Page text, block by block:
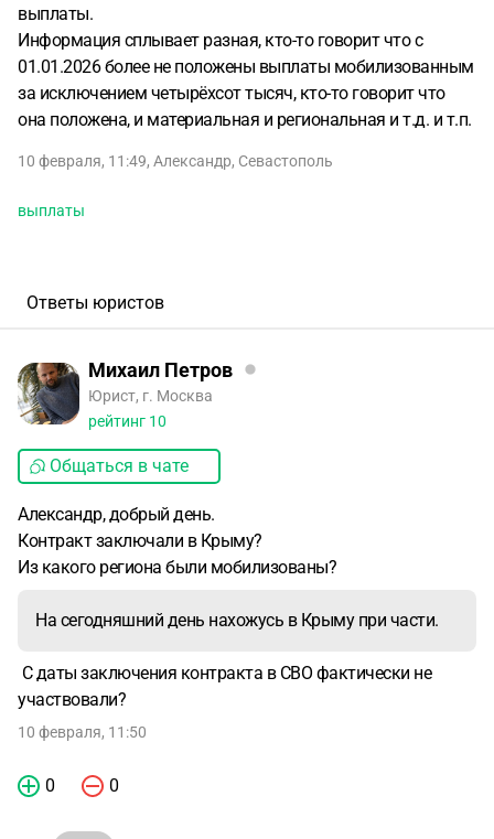
выплаты.
Информация сплывает разная, кто-то говорит что с
01.01.2026 более не положены выплаты мобилизованным
за исключением четырёхсот тысяч, кто-то говорит что
она положена, и материальная и региональная и т.д. и т.п.
10 февраля, 11:49, Александр, Севастополь
выплаты
Ответы юристов
Михаил Петров
Юрист, г. Москва
рейтинг 10
Общаться в чате
Александр, добрый день.
Контракт заключали в Крыму?
Из какого региона были мобилизованы?
На сегодняшний день нахожусь в Крыму при части.
С даты заключения контракта в СВО фактически не
участвовали?
10 февраля, 11:50
0 0